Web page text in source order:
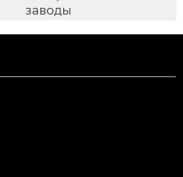
заводы